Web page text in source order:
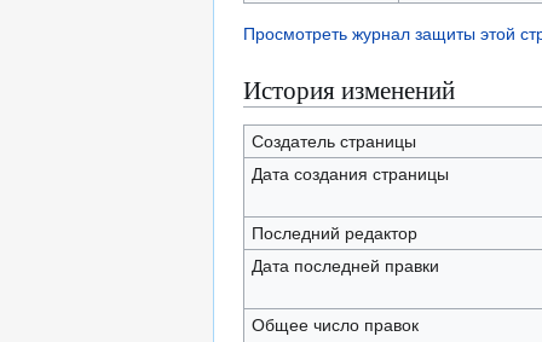
Просмотреть журнал защиты этой
История изменений
Создатель страницы
Дата создания страницы
Последний редактор
Дата последней правки
Общее число правок